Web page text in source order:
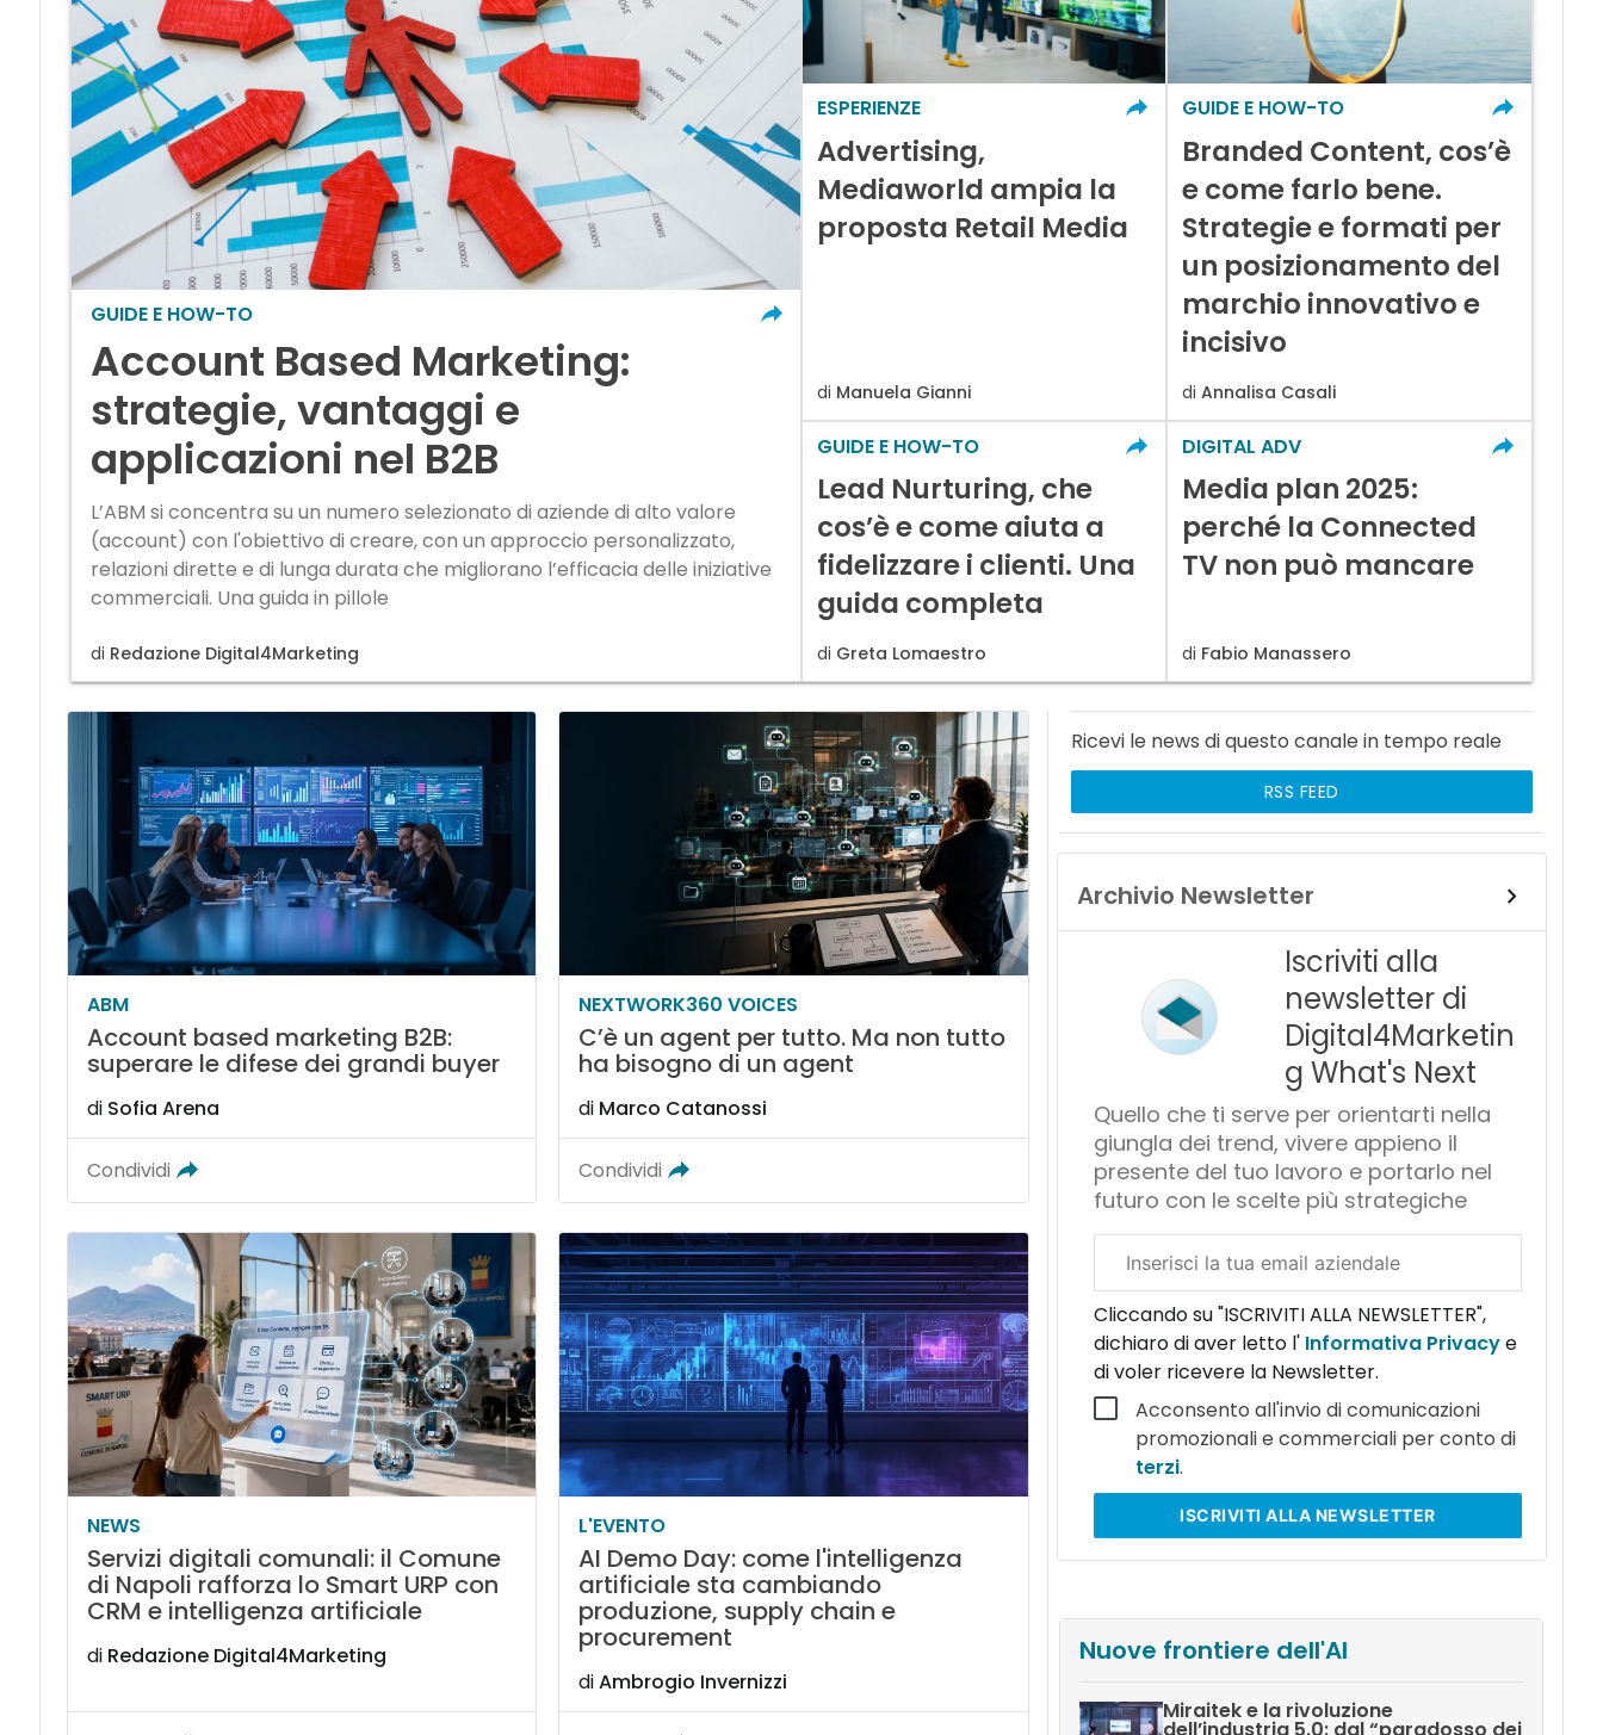
GUIDE E HOW-TO
Account Based Marketing:
strategie, vantaggi e
applicazioni nel B2B
L’ABM si concentra su un numero selezionato di aziende di alto valore
(account) con l'obiettivo di creare, con un approccio personalizzato,
relazioni dirette e di lunga durata che migliorano l’efficacia delle iniziative
commerciali. Una guida in pillole
di Redazione Digital4Marketing
ESPERIENZE
Advertising,
Mediaworld ampia la
proposta Retail Media
di Manuela Gianni
GUIDE E HOW-TO
Branded Content, cos’è
e come farlo bene.
Strategie e formati per
un posizionamento del
marchio innovativo e
incisivo
diAnnalisa Casali
GUIDE E HOW-TO
Lead Nurturing, che
cos’è e come aiuta a
fidelizzare i clienti. Una
guida completa
di Greta Lomaestro
DIGITAL ADV
Media plan 2025:
perché la Connected
TV non può mancare
di Fabio Manassero
ABM
Account based marketing B2B:
superare le difese dei grandi buyer
di Sofia Arena
Condividi
NEXTWORK360 VOICES
C’è un agent per tutto. Ma non tutto
ha bisogno di un agent
di Marco Catanossi
Condividi
NEWS
Servizi digitali comunali: il Comune
di Napoli rafforza lo Smart URP con
CRM e intelligenza artificiale
di Redazione Digital4Marketing
L'EVENTO
AI Demo Day: come l'intelligenza
artificiale sta cambiando
produzione, supply chain e
procurement
diAmbrogio Invernizzi
Ricevi le news di questo canale in tempo reale
RSS FEED
Archivio Newsletter
Iscriviti alla
newsletter di
Digital4Marketin
g What's Next
Quello che ti serve per orientarti nella
giungla dei trend, vivere appieno il
presente del tuo lavoro e portarlo nel
futuro con le scelte più strategiche
aziendale
Cliccando su "ISCRIVITI ALLA NEWSLETTER",
dichiaro di aver letto l'Informativa Privacye
di voler ricevere la Newsletter.
Acconsento all'invio di comunicazioni
promozionali e commerciali per conto di
terzi.
ISCRIVITIALLA NEWSLETTER
Nuove frontiere dell'AI
Miraitek e la rivoluzione